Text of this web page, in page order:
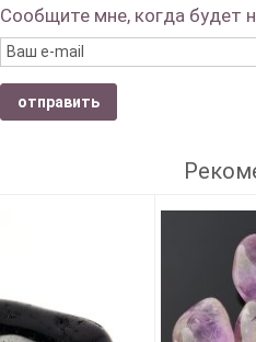
Сообщите мне, когда будет
отправить